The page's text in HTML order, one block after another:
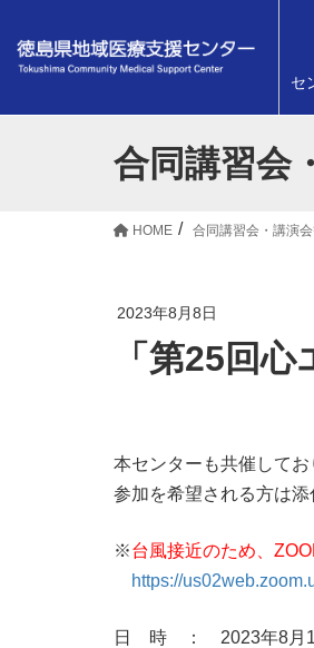
セ
合同講習会
HOME 合同講習会・講演
2023年8月8日
「第25回
本センターも共催して
参加を希望される方は
※台風接近のため、
https://
日 時 ： 2023年8月